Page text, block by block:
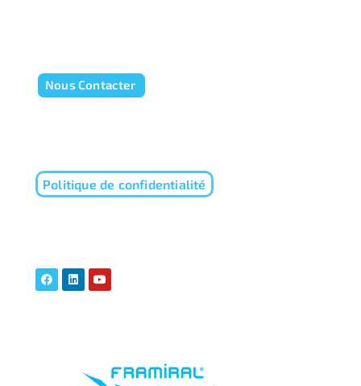
Nous Contacter
Politique de confidentialité